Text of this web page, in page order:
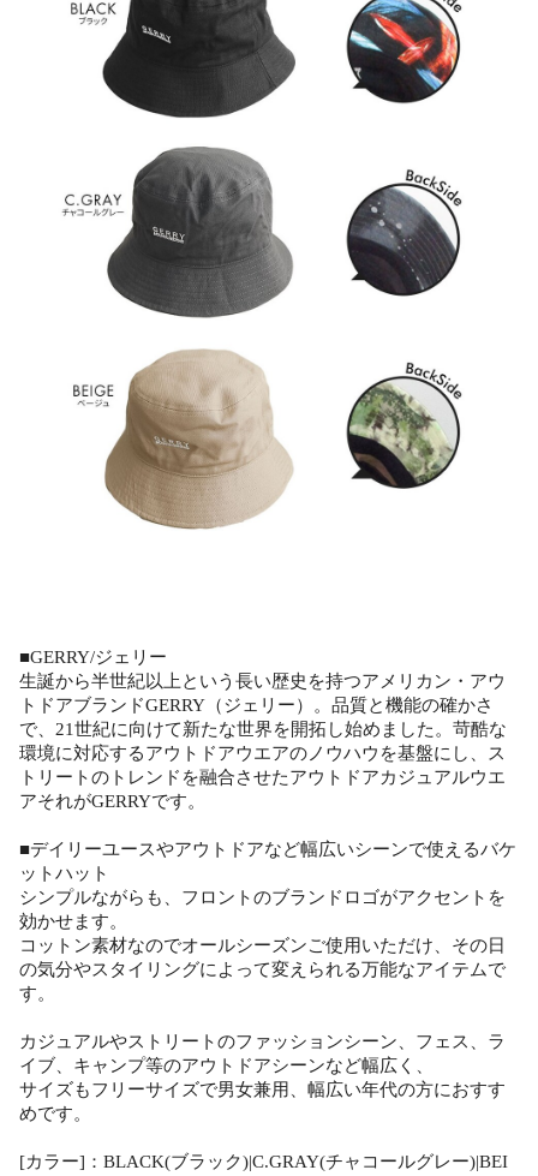
■GERRY/ジェリー
生誕から半世紀以上という長い歴史を持つアメリカン・アウ
トドアブランドGERRY（ジェリー）。品質と機能の確かさ
で、21世紀に向けて新たな世界を開拓し始めました。苛酷な
環境に対応するアウトドアウエアのノウハウを基盤にし、ス
トリートのトレンドを融合させたアウトドアカジュアルウエ
アそれがGERRYです。
■デイリーユースやアウトドアなど幅広いシーンで使えるバケ
ットハット
シンプルながらも、フロントのブランドロゴがアクセントを
効かせます。
コットン素材なのでオールシーズンご使用いただけ、その日
の気分やスタイリングによって変えられる万能なアイテムで
す。
カジュアルやストリートのファッションシーン、フェス、ラ
イブ、キャンプ等のアウトドアシーンなど幅広く、
サイズもフリーサイズで男女兼用、幅広い年代の方におすす
めです。
[カラー]：BLACK(ブラック)|C.GRAY(チャコールグレー)|BEI